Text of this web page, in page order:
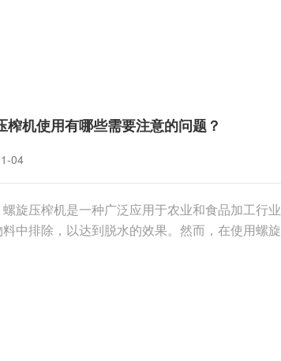
榨机使用有哪些需要注意的问题？
04
螺旋压榨机是一种广泛应用于农业和食品加工行
中排除，以达到脱水的效果。然而，在使用螺